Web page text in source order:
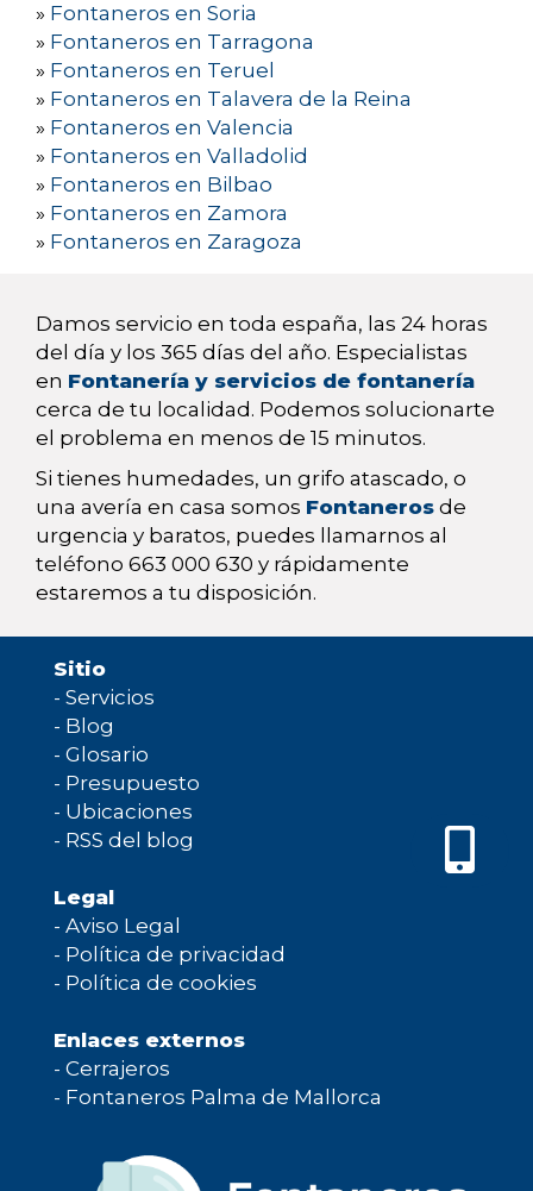
» Fontaneros en Soria
» Fontaneros en Tarragona
» Fontaneros en Teruel
» Fontaneros en Talavera de la Reina
» Fontaneros en Valencia
» Fontaneros en Valladolid
» Fontaneros en Bilbao
» Fontaneros en Zamora
» Fontaneros en Zaragoza
Damos servicio en toda españa, las 24 horas
del día y los 365 días del año. Especialistas
en Fontanería y servicios de fontanería
cerca de tu localidad. Podemos solucionarte
el problema en menos de 15 minutos.
Si tienes humedades, un grifo atascado, o
una avería en casa somos Fontaneros de
urgencia y baratos, puedes llamarnos al
teléfono 663 000 630 y rápidamente
estaremos a tu disposición.
Sitio
- Servicios
- Blog
- Glosario
- Presupuesto
- Ubicaciones
- RSS del blog
Legal
- Aviso Legal
- Política de privacidad
- Política de cookies
Enlaces externos
- Cerrajeros
- Fontaneros Palma de Mallorca